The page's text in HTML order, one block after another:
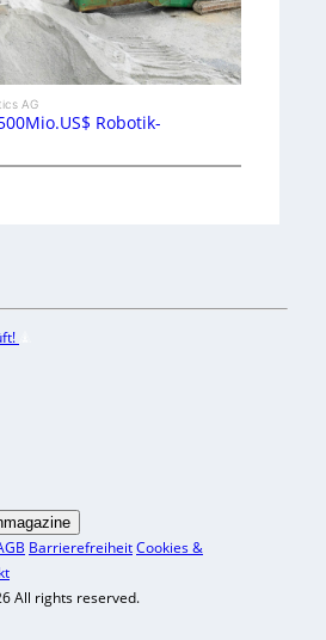
AG
Robotik-
BarrierefreiheitCookies &
All rights reserved.